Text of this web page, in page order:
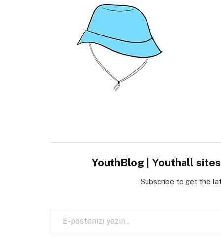
YouthBlog | Youthall
Subscribe to get the
E-postanızı yazın…